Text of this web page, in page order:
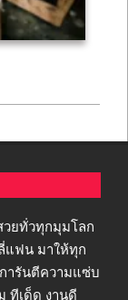
วยทั่วทุกมุมโลก
แฟน มาให้ทุก
ารันตีความแซ่บ
ทีเด็ด งานดี